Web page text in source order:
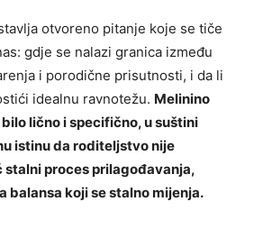
otvoreno pitanje koje se tiče
gdje se nalazi granica između
i porodične prisutnosti, i da li
idealnu ravnotežu. Melinino
lično i specifično, u suštini
istinu da roditeljstvo nije
stalni proces prilagođavanja,
balansa koji se stalno mijenja.